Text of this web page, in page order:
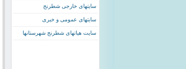
سایتهای خارجی شطرنج
سایتهای عمومی و خبری
سایت هیاتهای شطرنج شهرستانها